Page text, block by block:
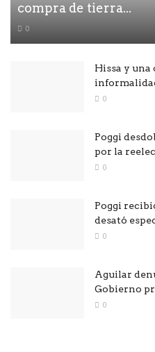
compra de tierra...
0
Hissa y una
0
Poggi
por la
0
Poggi
desató
0
Aguilar
Gobierno
0